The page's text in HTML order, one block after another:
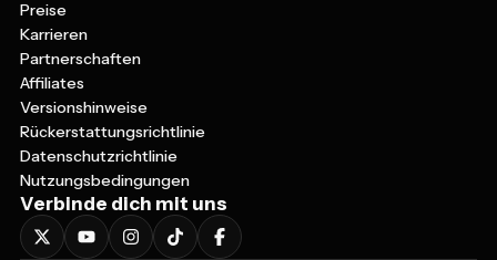
Karrieren
Partnerschaften
Affiliates
Versionshinweise
Rückerstattungsrichtlinie
Datenschutzrichtlinie
Nutzungsbedingungen
Verbinde dich mit uns
©2026 KAPWING